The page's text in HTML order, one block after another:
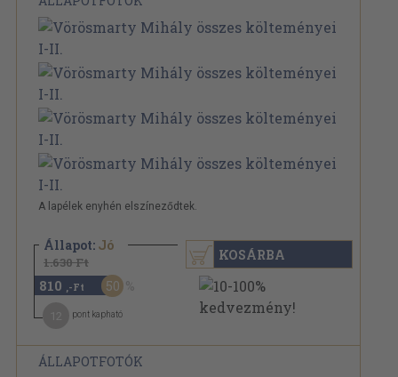
A lapélek enyhén elszíneződtek.
Állapot: Jó
1.630 Ft
810 ,-Ft 50
pont kapható
KOSÁRBA
ÁLLAPOTFOTÓK